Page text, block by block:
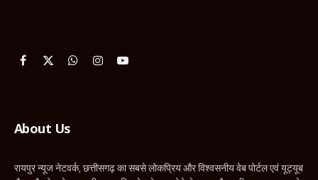
Facebook
X
WhatsApp
InstagramYouTube
About Us
रायपुर न्यूज नेटवर्क, छत्तीसगढ़ का सबसे लोकप्रिय और विश्वसनीय वेब पोर्टल एवं यूट्यूब